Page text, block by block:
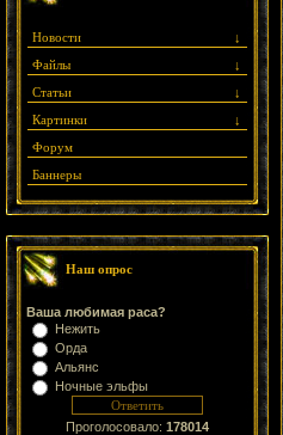
↓
Новости
↓
Файлы
↓
Статьи
↓
Картинки
Форум
Баннеры
Наш опрос
Ваша любимая раса?
Нежить
Орда
Альянс
Ночные эльфы
Проголосовало: 178014